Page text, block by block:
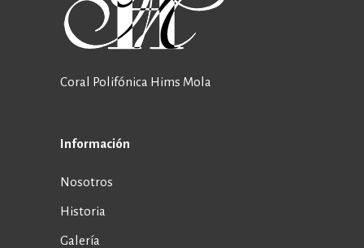
Coral Polifónica Hims Mola
Información
Nosotros
Historia
Galería